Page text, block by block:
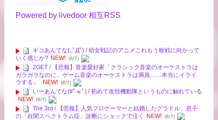
Powered by livedoor 相互RSS
ギコあんてな(,,ﾟДﾟ) / 幼女戦記のアニメこれもう敗戦に向かって
いく感じか? NEW! (8/7)
2GET / 【悲報】音楽愛好家「クラシック音楽のオーケストラは
ガラガラなのに、ゲーム音楽のオーケストラは満員……本当にイライ
ラする」
NEW! (8/7)
いーあんてな(#ﾟｗﾟ) / 初めて攻殻機動隊というものに触れている
NEW! (8/7)
The 3rd / 【悲報】人気プロゲーマーと結婚したグラドル、息子
の「自閉スペクトラム症」診断にショックで泣く
NEW! (8/7)